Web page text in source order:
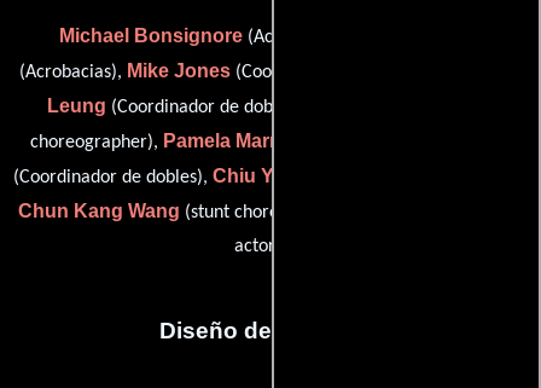
Michael Bonsignore(Acrobacias),
(Acrobacias), Mike Jones (Coordinador de dobles),
Leung (Coordinador de dobles),
choreographer), Pamela Marr
(Coordinador de dobles), Chiu Yau Tang
Chun Kang Wang (stunt choreographer) y
actor (u))
Diseño de vestuario